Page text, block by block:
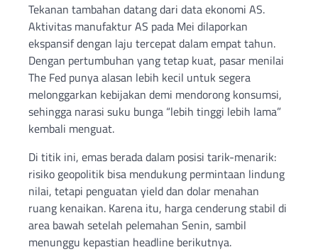
Tekanan tambahan datang dari data ekonomi AS.
Aktivitas manufaktur AS pada Mei dilaporkan
ekspansif dengan laju tercepat dalam empat tahun.
Dengan pertumbuhan yang tetap kuat, pasar menilai
The Fed punya alasan lebih kecil untuk segera
melonggarkan kebijakan demi mendorong konsumsi,
sehingga narasi suku bunga “lebih tinggi lebih lama”
kembali menguat.
Di titik ini, emas berada dalam posisi tarik-menarik:
risiko geopolitik bisa mendukung permintaan lindung
nilai, tetapi penguatan yield dan dolar menahan
ruang kenaikan. Karena itu, harga cenderung stabil di
area bawah setelah pelemahan Senin, sambil
menunggu kepastian headline berikutnya.